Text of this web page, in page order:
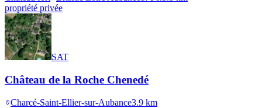
propriété privée
SAT
Château de la Roche Chenedé
Charcé-Saint-Ellier-sur-Aubance3.9 km